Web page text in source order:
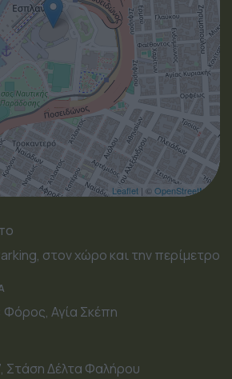
Leaflet | © OpenStreetMap
στον χώρο και την περίμετρο
Φόρος, Αγία Σκέπη
Στάση Δέλτα Φαλήρου